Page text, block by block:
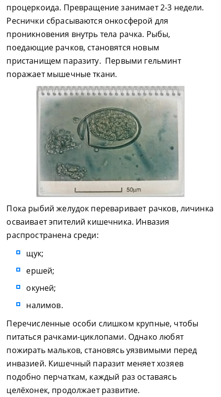
процеркоида. Превращение занимает 2-3 недели.
Реснички сбрасываются онкосферой для
проникновения внутрь тела рачка. Рыбы,
поедающие рачков, становятся новым
пристанищем паразиту. Первыми гельминт
поражает мышечные ткани.
Пока рыбий желудок переваривает рачков, личинка
осваивает эпителий кишечника. Инвазия
распространена среди:
щук;
ершей;
окуней;
налимов.
Перечисленные особи слишком крупные, чтобы
питаться рачками-циклопами. Однако любят
пожирать мальков, становясь уязвимыми перед
инвазией. Кишечный паразит меняет хозяев
подобно перчаткам, каждый раз оставаясь
целёхонек, продолжает развитие.